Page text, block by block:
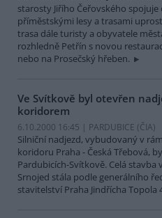
starosty Jiřího Čeřovského
příměstskými lesy a trasami
trasa dále turisty a obyvatele
rozhledně Petřín s novou
nebo na Prosečský hřeben.
Ve Svítkově byl otevřen
koridorem
6.10.2000 16:45 | PARDUBICE (ČIA)
Silniční nadjezd, vybudovaný v
koridoru Praha - Česká Třebová,
Pardubicích-Svítkově. Celá stavba
Srnojed stála podle generálního
stavitelství Praha Jindřícha Topola